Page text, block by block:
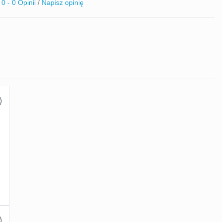
0 - 0 Opinii / Napisz opinię